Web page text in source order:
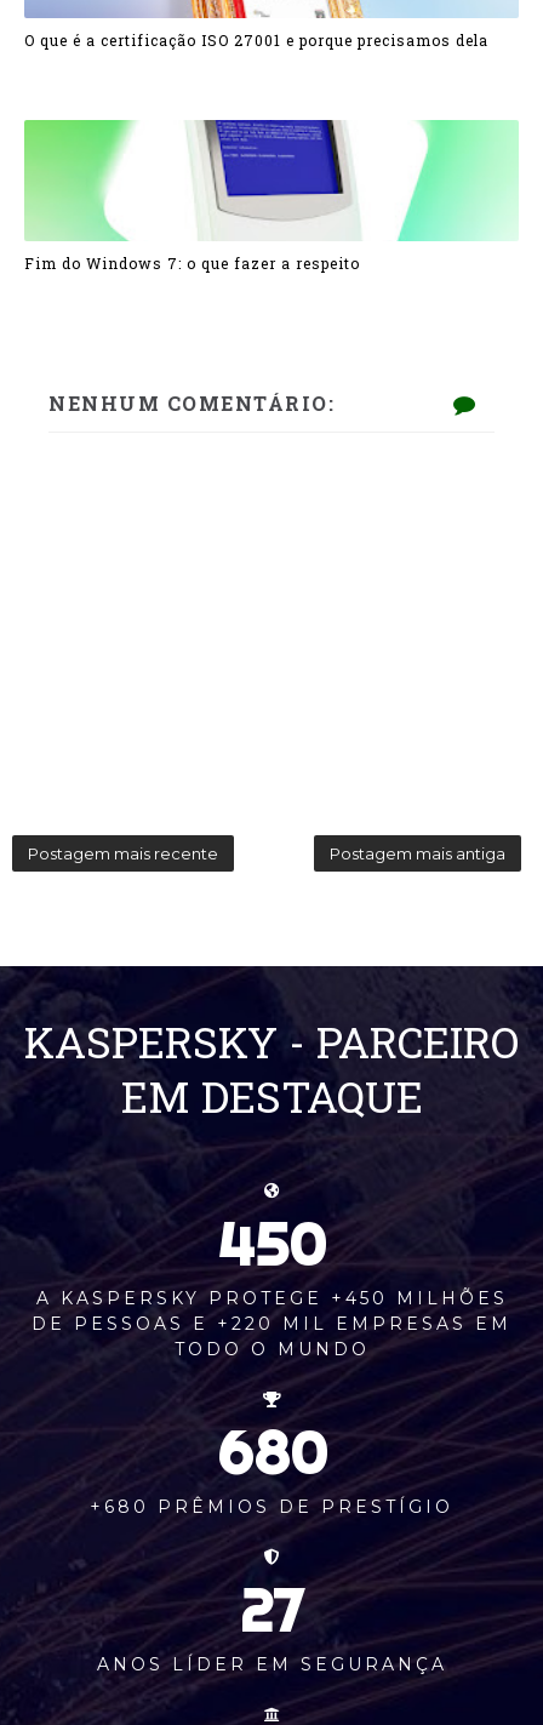
O que é a certificação ISO 27001 e porque precisamos dela
Fim do Windows 7: o que fazer a respeito
NENHUM COMENTÁRIO:
Postagem mais recente Postagem mais antiga
KASPERSKY - PARCEIRO
EM DESTAQUE
450
A KASPERSKY PROTEGE +450 MILHÕES
DE PESSOAS E +220 MIL EMPRESAS EM
TODO O MUNDO
680
+680 PRÊMIOS DE PRESTÍGIO
27
ANOS LÍDER EM SEGURANÇA